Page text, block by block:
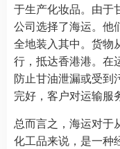
于生产化妆品。由于
公司选择了海运。他
全地装入其中。货物
行，抵达香港港。在
防止甘油泄漏或受到
完好，客户对运输服
总而言之，海运对于
化工品来说，是一种